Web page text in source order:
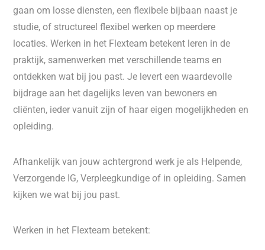
gaan om losse diensten, een flexibele bijbaan naast je
studie, of structureel flexibel werken op meerdere
locaties. Werken in het Flexteam betekent leren in de
praktijk, samenwerken met verschillende teams en
ontdekken wat bij jou past. Je levert een waardevolle
bijdrage aan het dagelijks leven van bewoners en
cliënten, ieder vanuit zijn of haar eigen mogelijkheden en
opleiding.
Afhankelijk van jouw achtergrond werk je als Helpende,
Verzorgende IG, Verpleegkundige of in opleiding. Samen
kijken we wat bij jou past.
Werken in het Flexteam betekent: